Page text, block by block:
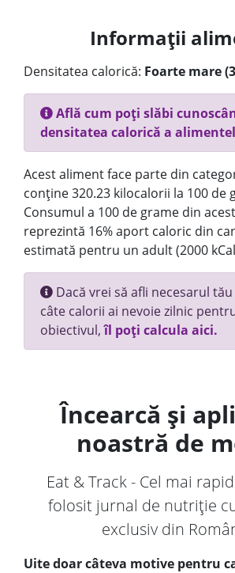
Informații
Densitatea calorică: Foarte mare
Află cum poți slăbi
densitatea calorică a
Acest aliment face parte din
conține 320.23 kilocalorii la 100 de
Consumul a 100 de grame din
reprezintă 16% aport caloric din
estimată pentru un adult (2000
Dacă vrei să afli necesarul
câte calorii ai nevoie zilnic
obiectivul,îl poți calcula aici.
Încearcă și
noastră de
Eat & Track - Cel mai
folosit jurnal de nutriție
exclusiv din
Uite doar câteva motive pentru